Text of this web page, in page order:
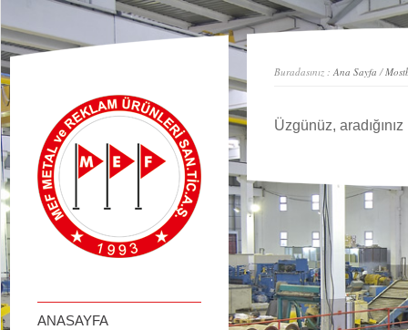
займ онлайн
ANASAYFA
Buradasınız :Ana Sayfa /
Üzgünüz,